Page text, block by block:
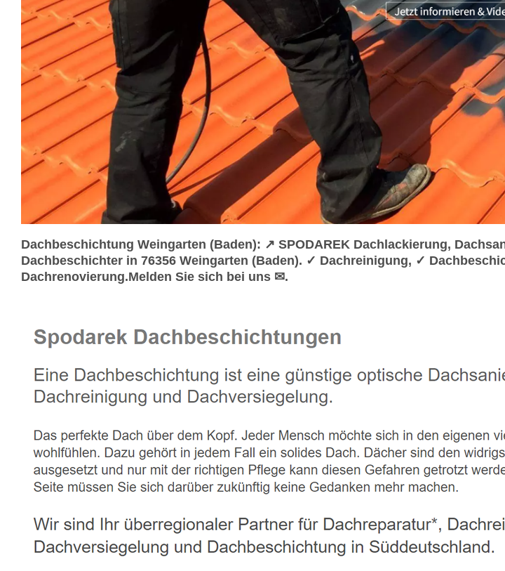
Dachbeschichtung Weingarten (Baden): ↗️ SPODAREK Dachlackierung,
Dachbeschichter in 76356 Weingarten (Baden). ✓ Dachreinigung, ✓
Dachrenovierung.Melden Sie sich bei uns ✉.